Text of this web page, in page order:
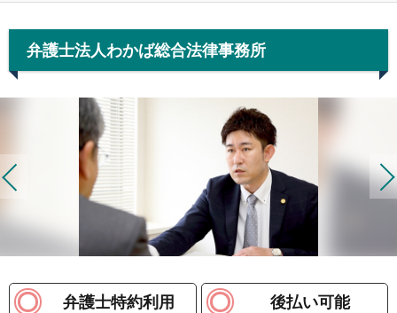
弁護士法人わかば総合法律事務所
弁護士特約利用 後払い可能